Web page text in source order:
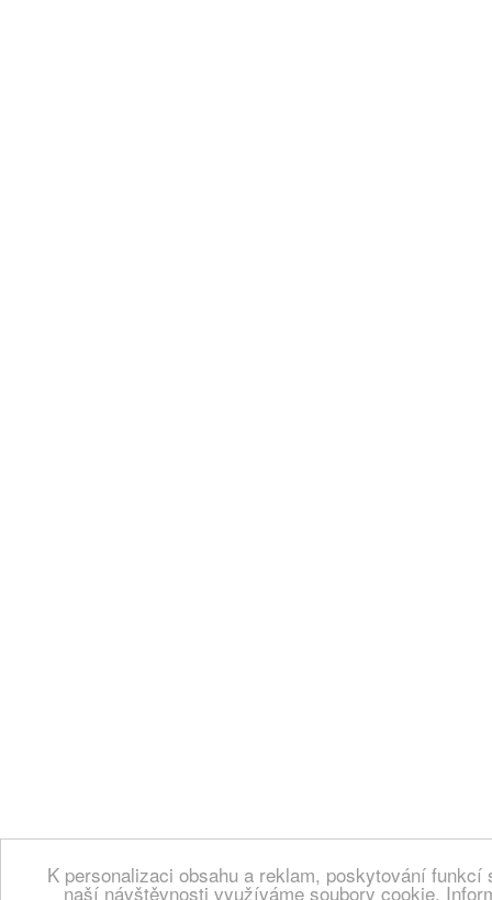
K personalizaci obsahu a reklam, poskytování
naší návštěvnosti využíváme soubory cookie.